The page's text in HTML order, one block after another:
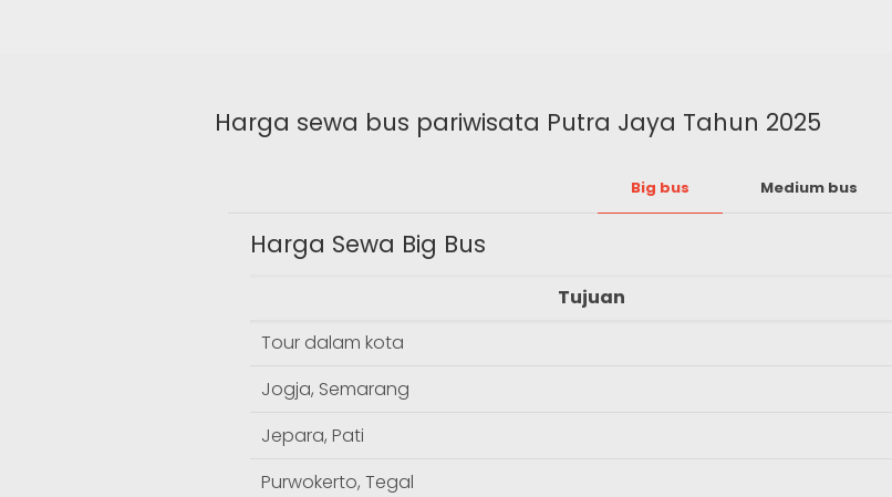
Harga sewa bus pariwisata Putra Jaya Tahun 2025
Big bus Medium bus
Harga Sewa Big Bus
Tujuan
Tour dalam kota
Jogja, Semarang
Jepara, Pati
Purwokerto, Tegal